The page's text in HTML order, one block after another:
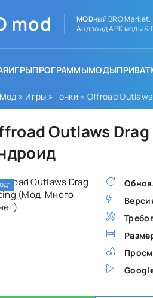
mod MODный BRO Market.
Андроид APK моды &
ИГРЫПРОГРАММЫМОДЫ
» Игры » Гонки » Offroad
Outlaws